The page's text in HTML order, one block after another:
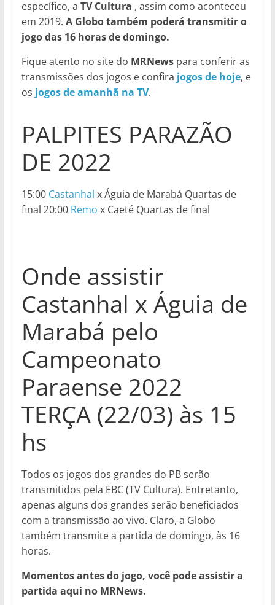
específico, a TV Cultura , assim como aconteceu
em 2019. A Globo também poderá transmitir o
jogo das 16 horas de domingo.
Fique atento no site do MRNewspara conferir as
transmissões dos jogos e confira jogos de hoje, e
os jogos de amanhã na TV.
PALPITES PARAZÃO
DE 2022
15:00 Castanhal x Águia de Marabá Quartas de
final 20:00 Remo x Caeté Quartas de final
Onde assistir
Castanhal x Águia de
Marabá pelo
Campeonato
Paraense 2022
TERÇA (22/03) às 15
hs
Todos os jogos dos grandes do PB serão
transmitidos pela EBC (TV Cultura). Entretanto,
apenas alguns dos grandes serão beneficiados
com a transmissão ao vivo. Claro, a Globo
também transmite a partida de domingo, às 16
horas.
Momentos antes do jogo, você pode assistir a
partida aqui no MRNews.